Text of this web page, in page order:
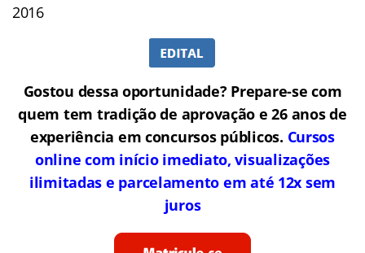
2016
Gostou dessa oportunidade? Prepare-se com
quem tem tradição de aprovação e 26 anos de
experiência em concursos públicos. Cursos
online com início imediato, visualizações
ilimitadas e parcelamento em até 12x sem
juros